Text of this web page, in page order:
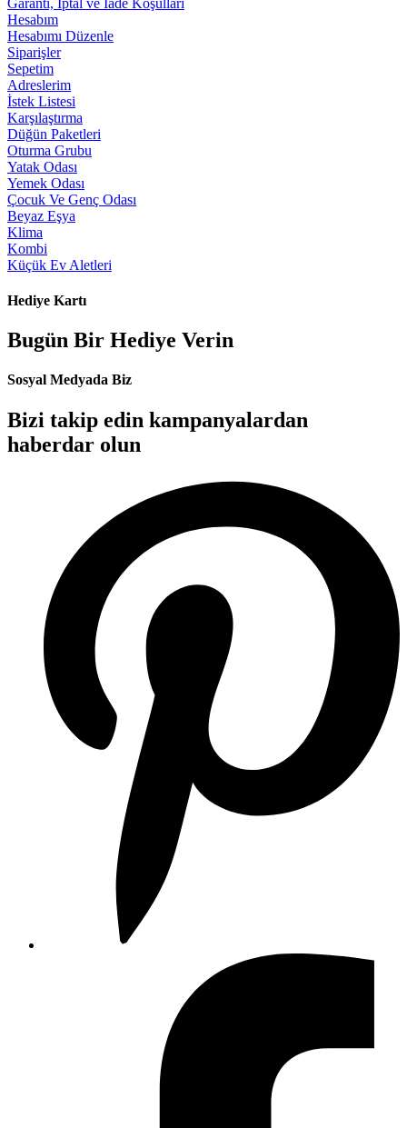
Hesabım
Hesabımı Düzenle
Siparişler
Sepetim
Adreslerim
İstek Listesi
Karşılaştırma
Düğün Paketleri
Oturma Grubu
Yatak Odası
Yemek Odası
Çocuk Ve Genç Odası
Beyaz Eşya
Klima
Kombi
Küçük Ev Aletleri
Hediye Kartı
Bugün Bir Hediye Verin
Sosyal Medyada Biz
Bizi takip edin kampanyalardan
haberdar olun